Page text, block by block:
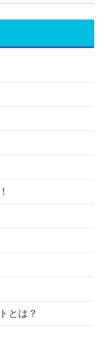
とは？